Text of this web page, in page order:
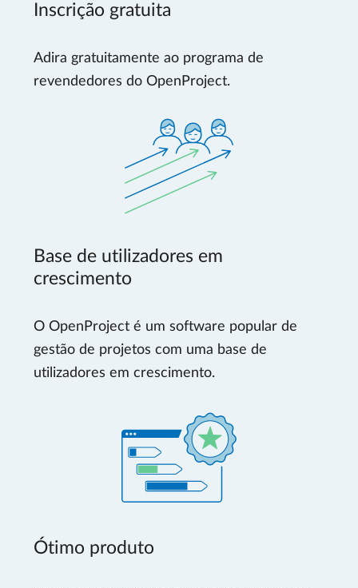
Inscrição gratuita
Adira gratuitamente ao programa de
revendedores do OpenProject.
Base de utilizadores em
crescimento
O OpenProject é um software popular de
gestão de projetos com uma base de
utilizadores em crescimento.
Ótimo produto